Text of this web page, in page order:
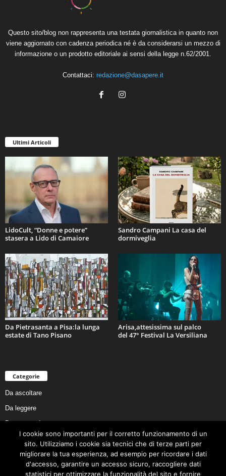
Questo sito/blog non rappresenta una testata giornalistica in quanto non
viene aggiornato con cadenza periodica né è da considerarsi un mezzo di
informazione o un prodotto editoriale ai sensi della legge n.62/2001.
Contattaci: redazione@dasapere.it
Ultimi Articoli
LidoCult, “Donne e potere”
stasera a Lido di Camaiore
Sandro Campani La casa del
dormiveglia
Da Pietrasanta a Pisa:la lunga
estate di Tano Pisano
Arisa,attesissima sul palco
del 47° Festival La Versiliana
Categorie
Da ascoltare
Da leggere
Da non perdere
Da conoscere
Da preservare
Da vivere
I cookie sono importanti per il corretto funzionamento di un
sito. Utilizziamo i cookie sia tecnici che di terze parti per
migliorare la tua esperienza, ad esempio per ricordare i dati
d'accesso, garantire un accesso sicuro, raccogliere dati
statistici per ottimizzare la funzionalità del sito e fornire